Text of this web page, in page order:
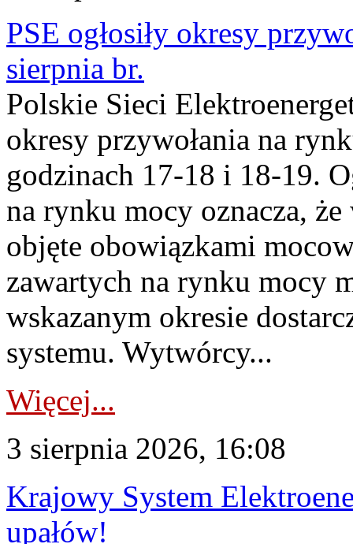
PSE ogłosiły okresy
sierpnia br.
Polskie Sieci
okresy przywołania na
godzinach 17-18 i 18-19.
na rynku mocy oznacza,
objęte obowiązkami
zawartych na rynku mocy
wskazanym okresie
systemu. Wytwórcy...
Więcej...
3 sierpnia 2026, 16:08
Krajowy System
upałów!